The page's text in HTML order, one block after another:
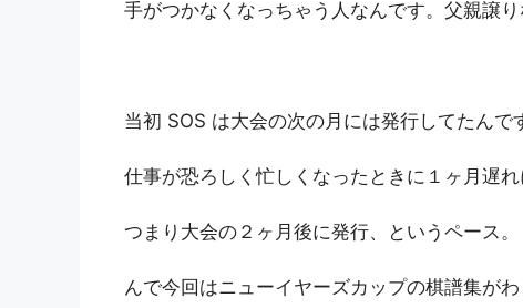
手がつかなくなっちゃう人なんです。父親譲り
当初 SOS は大会の次の月には発行してたんで
仕事が恐ろしく忙しくなったときに１ヶ月遅れ
つまり大会の２ヶ月後に発行、というペース。
んで今回はニューイヤーズカップの棋譜集がわ